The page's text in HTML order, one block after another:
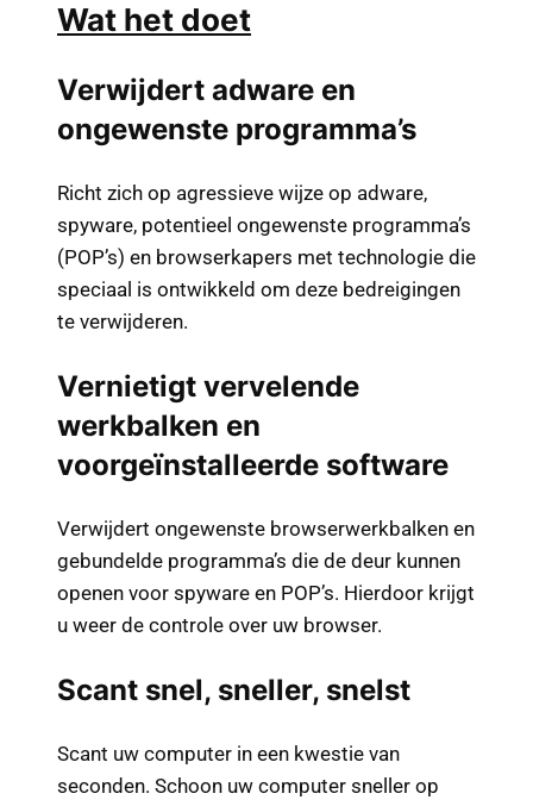
Wat het doet
Verwijdert adware en
ongewenste programma’s
Richt zich op agressieve wijze op adware,
spyware, potentieel ongewenste programma’s
(POP’s) en browserkapers met technologie die
speciaal is ontwikkeld om deze bedreigingen
te verwijderen.
Vernietigt vervelende
werkbalken en
voorgeïnstalleerde software
Verwijdert ongewenste browserwerkbalken en
gebundelde programma’s die de deur kunnen
openen voor spyware en POP’s. Hierdoor krijgt
u weer de controle over uw browser.
Scant snel, sneller, snelst
Scant uw computer in een kwestie van
seconden. Schoon uw computer sneller op